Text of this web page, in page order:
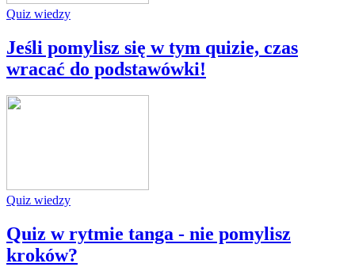
Quiz wiedzy
Jeśli pomylisz się w tym quizie, czas
wracać do podstawówki!
Quiz wiedzy
Quiz w rytmie tanga - nie pomylisz
kroków?